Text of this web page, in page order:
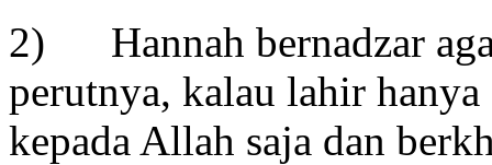
2) Hannah bernadzar
perutnya, kalau lahir
kepada Allah saja dan